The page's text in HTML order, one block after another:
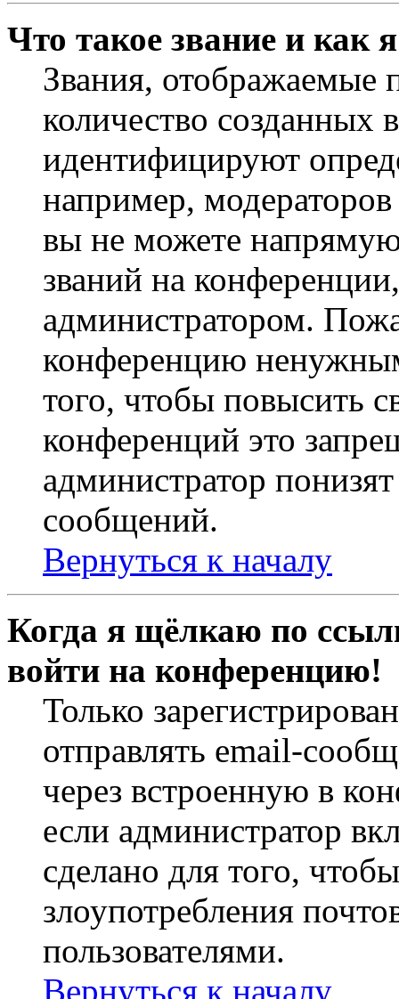
Что такое звание и как
Звания,
количество
идентифицируют
например,
вы не можете
званий на
администратором.
конференцию
того, чтобы повысить
конференций это
администратор
сообщений.
Вернуться к началу
Когда я щёлкаю по
войти на конференцию!
Только
отправлять email-
через встроенную в
если администратор
сделано для того,
злоупотребления
пользователями.
Вернуться к началу